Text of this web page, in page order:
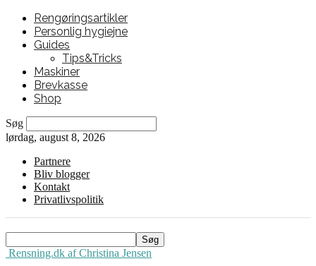
Rengøringsartikler
Personlig hygiejne
Guides
Tips&Tricks
Maskiner
Brevkasse
Shop
Søg
lørdag, august 8, 2026
Partnere
Bliv blogger
Kontakt
Privatlivspolitik
Rensning.dk af Christina Jensen